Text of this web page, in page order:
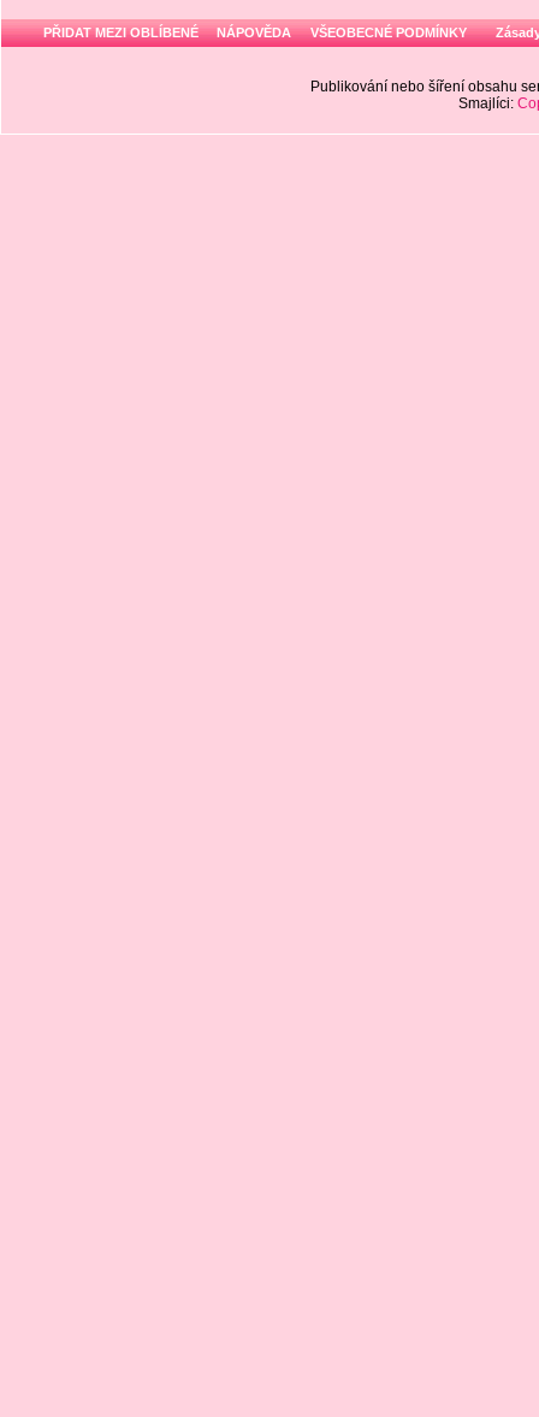
PŘIDAT MEZI OBLÍBENÉ NÁPOVĚDA VŠEOBECNÉ PODMÍNKY
Publikování nebo šíření obsahu
Smajlíci: